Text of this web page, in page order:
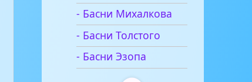
- Басни Михалкова
- Басни Толстого
- Басни Эзопа